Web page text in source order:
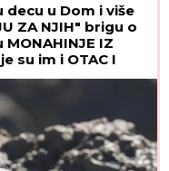
u Dom i više
ZA NJIH" brigu o
IZ
su im i OTAC I
ih SVETA PETKA
svi treba da znaju